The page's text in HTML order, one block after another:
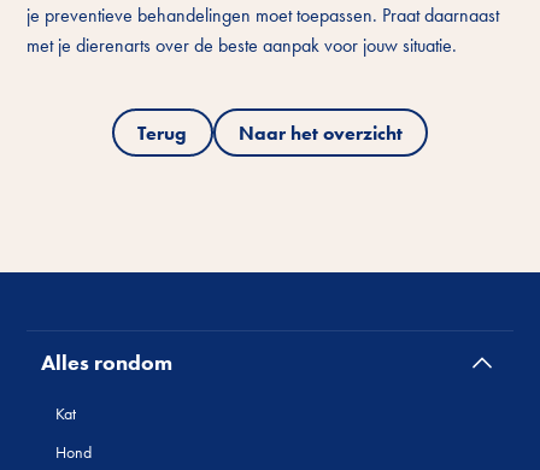
je preventieve behandelingen moet toepassen. Praat daarnaast
met je dierenarts over de beste aanpak voor jouw situatie.
Terug Naar het overzicht
Alles rondom
Kat
Hond